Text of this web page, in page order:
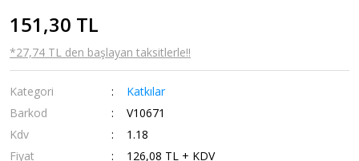
151,30 TL
*27,74 TL den başlayan taksitlerle!!
Kategori
Katkılar
Barkod
V10671
Kdv
1.18
Fiyat
126,08 TL + KDV